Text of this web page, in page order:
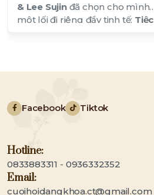
& Lee Sujinđã chọn cho mình
một lối đi riêng đầy tinh tế: Tiệc
hợp cùng sắc xanh nhiệt đới,
phóng khoáng và hiện đại. Hãy
concept này!
Facebook Tiktok
Hotline:
0833883311 - 0936332352
Email:
cuoihoidangkhoa.ct@gmail.com